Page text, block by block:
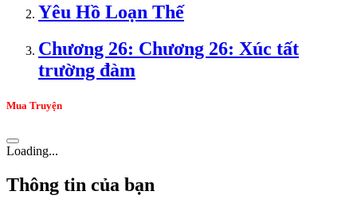
Yêu Hồ Loạn Thế
Chương 26: Chương 26: Xúc tất
trường đàm
Mua Truyện
Loading...
Thông tin của bạn